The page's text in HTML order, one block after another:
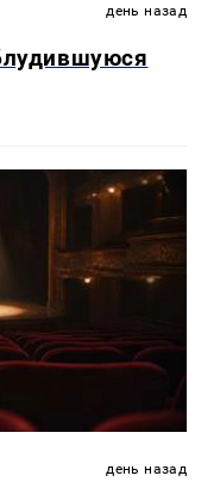
день назад
день назад